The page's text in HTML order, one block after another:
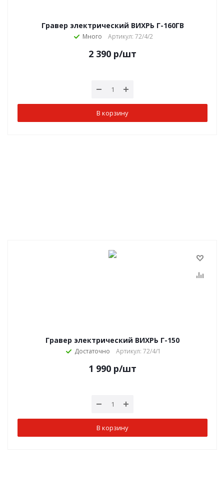
Гравер электрический ВИХРЬ Г-160ГВ
Много Артикул: 72/4/2
2 390 р/шт
В корзину
Гравер электрический ВИХРЬ Г-150
Достаточно Артикул: 72/4/1
1 990 р/шт
В корзину